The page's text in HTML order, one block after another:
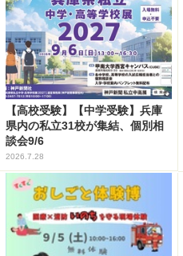
【高校受験】【中学受験】兵庫
県内の私立31校が集結、個別相
談会9/6
2026.7.28